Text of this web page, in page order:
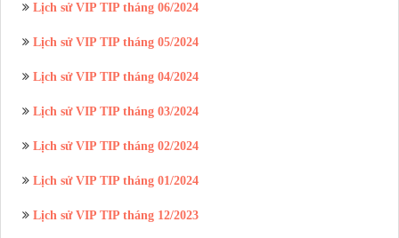
Lịch sử VIP TIP tháng 06/2024
Lịch sử VIP TIP tháng 05/2024
Lịch sử VIP TIP tháng 04/2024
Lịch sử VIP TIP tháng 03/2024
Lịch sử VIP TIP tháng 02/2024
Lịch sử VIP TIP tháng 01/2024
Lịch sử VIP TIP tháng 12/2023